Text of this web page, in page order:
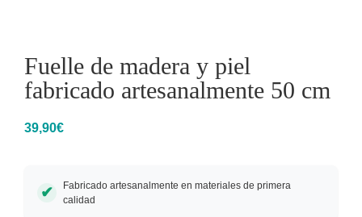
Fuelle de madera y piel
fabricado artesanalmente 50 cm
39,90€
Fabricado artesanalmente en materiales de primera
calidad